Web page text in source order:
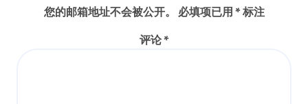
您的邮箱地址不会被公开。 必填项已用 *标注
评论*